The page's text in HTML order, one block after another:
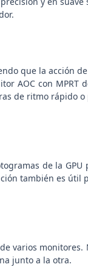
que la acción
AOC con MPRT
de ritmo rápido o
de la GPU
también es útil
varios monitores.
junto a la otra.